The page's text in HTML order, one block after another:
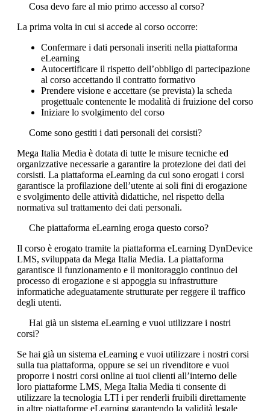
Cosa devo fare al mio primo accesso al corso?
La prima volta in cui si accede al corso occorre:
Confermare i dati personali inseriti nella piattaforma
eLearning
Autocertificare il rispetto dell’obbligo di partecipazione
al corso accettando il contratto formativo
Prendere visione e accettare (se prevista) la scheda
progettuale contenente le modalità di fruizione del corso
Iniziare lo svolgimento del corso
Come sono gestiti i dati personali dei corsisti?
Mega Italia Media è dotata di tutte le misure tecniche ed
organizzative necessarie a garantire la protezione dei dati dei
corsisti. La piattaforma eLearning da cui sono erogati i corsi
garantisce la profilazione dell’utente ai soli fini di erogazione
e svolgimento delle attività didattiche, nel rispetto della
normativa sul trattamento dei dati personali.
Che piattaforma eLearning eroga questo corso?
Il corso è erogato tramite la piattaforma eLearning DynDevice
LMS, sviluppata da Mega Italia Media. La piattaforma
garantisce il funzionamento e il monitoraggio continuo del
processo di erogazione e si appoggia su infrastrutture
informatiche adeguatamente strutturate per reggere il traffico
degli utenti.
Hai già un sistema eLearning e vuoi utilizzare i nostri
corsi?
Se hai già un sistema eLearning e vuoi utilizzare i nostri corsi
sulla tua piattaforma, oppure se sei un rivenditore e vuoi
proporre i nostri corsi online ai tuoi clienti all’interno delle
loro piattaforme LMS, Mega Italia Media ti consente di
utilizzare la tecnologia LTI i per renderli fruibili direttamente
in altre piattaforme eLearning garantendo la validità legale